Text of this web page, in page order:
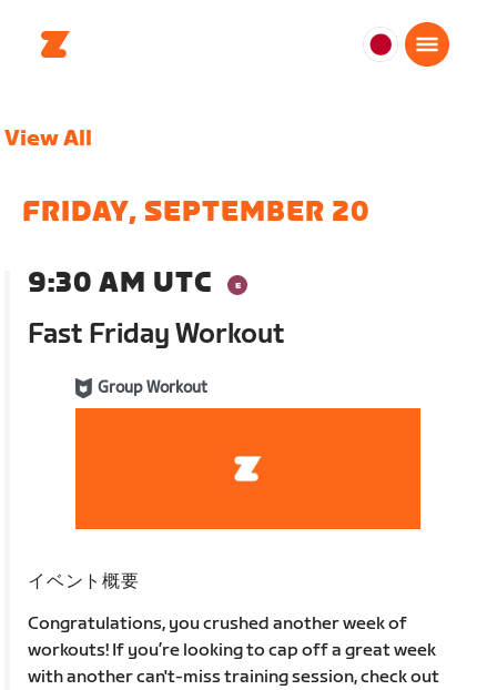
日
View All
FRIDAY, SEPTEMBER 20
9:30 AM UTC
Fast Friday Workout
Group Workout
イベント概要
Congratulations, you crushed another week of
workouts! If you’re looking to cap off a great week
with another can't-miss training session, check out